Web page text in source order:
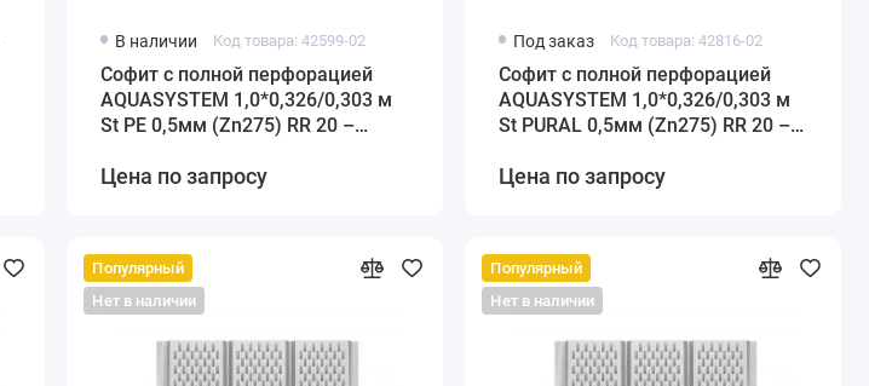
В наличии Код товара: 42599-02
Софит с полной перфорацией
AQUASYSTEM 1,0*0,326/0,303 м
St PE 0,5мм (Zn275) RR 20 –
Цена по запросу
Под заказ Код товара: 42816-02
Софит с полной перфорацией
AQUASYSTEM 1,0*0,326/0,303 м
St PURAL 0,5мм (Zn275) RR 20 –
Цена по запросу
Популярный
Нет в наличии
Популярный
Нет в наличии